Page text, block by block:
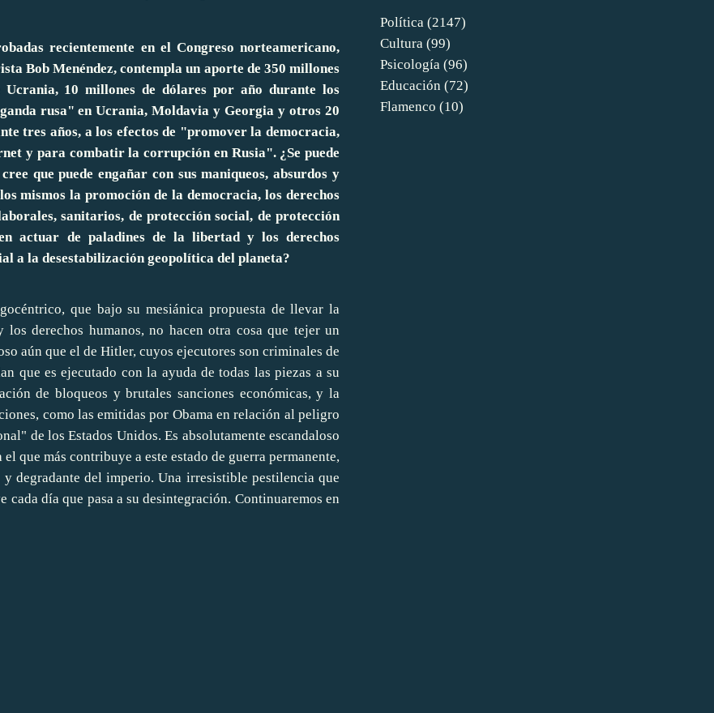
recientemente en el Congreso norteamericano,
Bob Menéndez, contempla un aporte de 350 millones
10 millones de dólares por año durante los
rusa" en Ucrania, Moldavia y Georgia y otros 20
tres años, a los efectos de "promover la democracia,
y para combatir la corrupción en Rusia". ¿Se puede
que puede engañar con sus maniqueos, absurdos y
mismos la promoción de la democracia, los derechos
sanitarios, de protección social, de protección
actuar de paladines de la libertad y los derechos
a la desestabilización geopolítica del planeta?
que bajo su mesiánica propuesta de llevar la
derechos humanos, no hacen otra cosa que tejer un
aún que el de Hitler, cuyos ejecutores son criminales de
que es ejecutado con la ayuda de todas las piezas a su
de bloqueos y brutales sanciones económicas, y la
como las emitidas por Obama en relación al peligro
de los Estados Unidos. Es absolutamente escandaloso
que más contribuye a este estado de guerra permanente,
degradante del imperio. Una irresistible pestilencia que
día que pasa a su desintegración. Continuaremos en
Política (2147)
Cultura (99)
Psicología (96)
Educación (72)
Flamenco (10)